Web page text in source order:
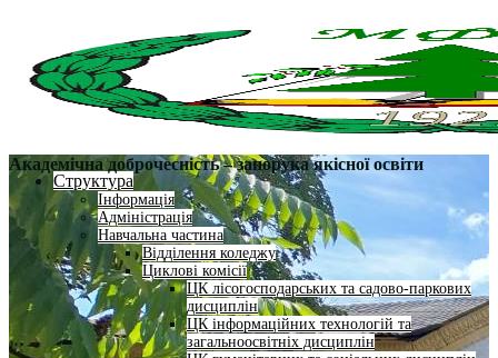
Структура
Інформація
Адміністрація
Навчальна частина
Відділення коледжу
Циклові комісії
ЦК лісогосподарських та садово-паркових
дисциплін
ЦК інформаційних технологій та
загальноосвітніх дисциплін
Академічна доброчесність – запорука якісної освіти